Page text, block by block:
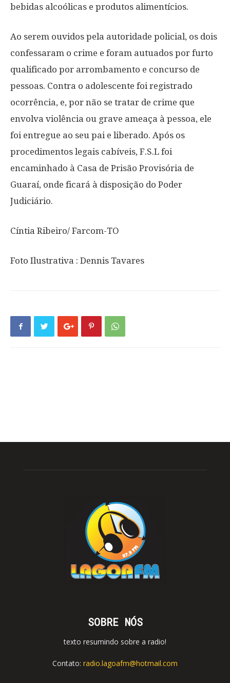
bebidas alcoólicas e produtos alimentícios.
Ao serem ouvidos pela autoridade policial, os dois
confessaram o crime e foram autuados por furto
qualificado por arrombamento e concurso de
pessoas. Contra o adolescente foi registrado
ocorrência, e, por não se tratar de crime que
envolva violência ou grave ameaça à pessoa, ele
foi entregue ao seu pai e liberado. Após os
procedimentos legais cabíveis, F.S.L foi
encaminhado à Casa de Prisão Provisória de
Guaraí, onde ficará à disposição do Poder
Judiciário.
Cíntia Ribeiro/ Farcom-TO
Foto Ilustrativa : Dennis Tavares
SOBRE NÓS
texto resumindo sobre a radio!
Contato: radio.lagoafm@hotmail.com